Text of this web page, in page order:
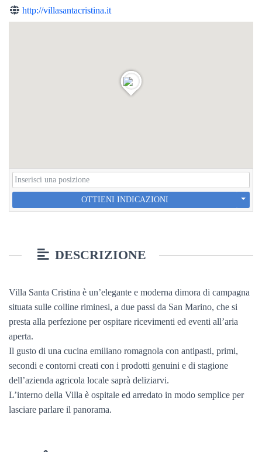
http://villasantacristina.it
OTTIENI INDICAZIONI
DESCRIZIONE
Villa Santa Cristina è un’elegante e moderna dimora di campagna
situata sulle colline riminesi, a due passi da San Marino, che si
presta alla perfezione per ospitare ricevimenti ed eventi all’aria
aperta.
Il gusto di una cucina emiliano romagnola con antipasti, primi,
secondi e contorni creati con i prodotti genuini e di stagione
dell’azienda agricola locale saprà deliziarvi.
L’interno della Villa è ospitale ed arredato in modo semplice per
lasciare parlare il panorama.